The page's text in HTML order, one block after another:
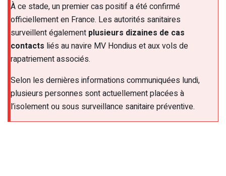
À ce stade, un premier cas positif a été confirmé
officiellement en France. Les autorités sanitaires
surveillent également plusieurs dizaines de cas
contacts liés au navire MV Hondius et aux vols de
rapatriement associés.
Selon les dernières informations communiquées lundi,
plusieurs personnes sont actuellement placées à
l’isolement ou sous surveillance sanitaire préventive.